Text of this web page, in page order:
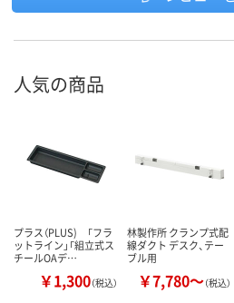
人気の商品
プラス（PLUS) 「フラ
ットライン」「組立式ス
チールOAデ…
￥1,300（税込）
林製作所 クランプ式配
線ダクト デスク、テー
ブル用
￥7,780～（税込）